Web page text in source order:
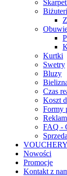
Kurtki
Swetry
Bluzy
Czas
Koszt
Formy
FAQ -
VOUCHERY
Nowości
Promocje
Kontakt z